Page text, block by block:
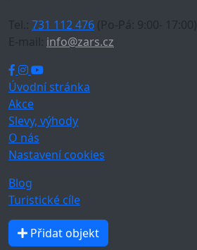
Tel.: 731 112 476 (Po-Pá: 9:00- 17:00)
E-mail: info@zars.cz
Úvodní stránka
Akce
Slevy, výhody
O nás
Nastavení cookies
Blog
Turistické cíle
Přidat objekt